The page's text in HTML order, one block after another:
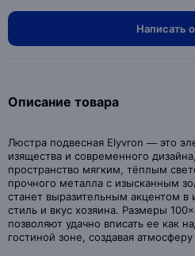
Написать
Описание товара
Люстра подвесная Elyvron — это
изящества и современного
пространство мягким, тёплым
прочного металла с изысканным
станет выразительным акцентом в
стиль и вкус хозяина. Размеры
позволяют удачно вписать ее как
гостиной зоне, создавая